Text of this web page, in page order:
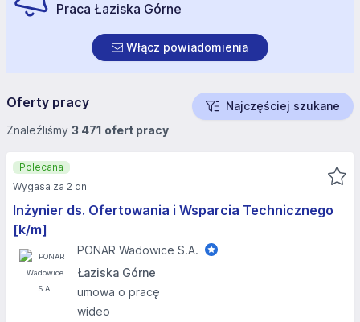
Praca Łaziska Górne
Włącz powiadomienia
Oferty pracy
Najczęściej szukane
Znaleźliśmy 3 471 ofert pracy
Inżynier ds. Ofertowania i Wsparcia Technicznego
[k/m]
PONAR Wadowice S.A.
Łaziska Górne
umowa o pracę
wideo
Polecana
Wygasa za 2 dni